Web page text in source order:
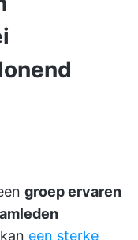
groep ervaren
een sterke